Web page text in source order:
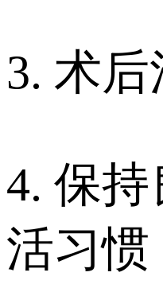
3. 术
4. 保
活习惯